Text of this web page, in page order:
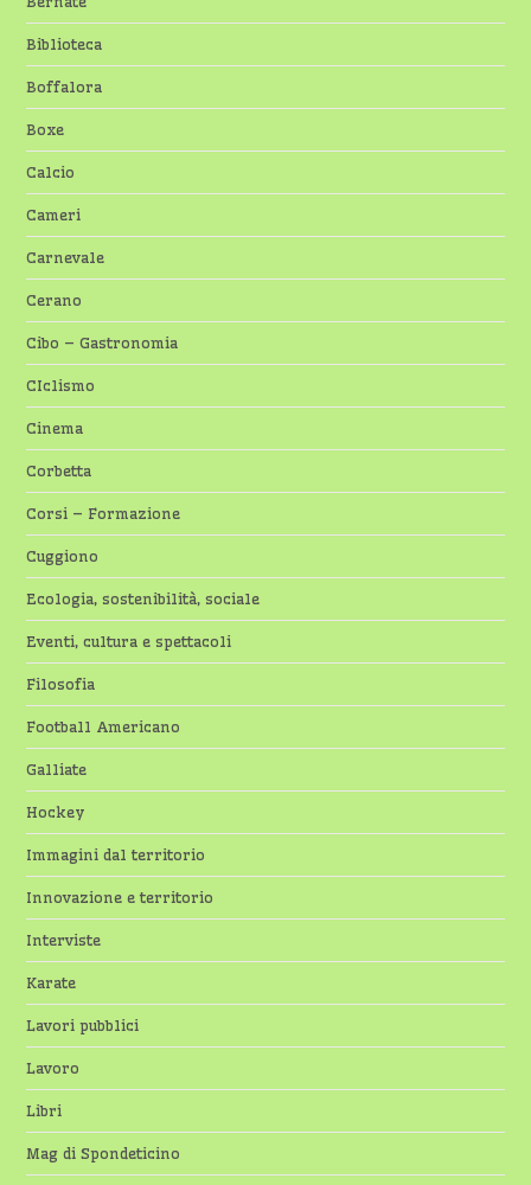
Biblioteca
Boffalora
Boxe
Calcio
Cameri
Carnevale
Cerano
Cibo – Gastronomia
CIclismo
Cinema
Corbetta
Corsi – Formazione
Cuggiono
Ecologia, sostenibilità, sociale
Eventi, cultura e spettacoli
Filosofia
Football Americano
Galliate
Hockey
Immagini dal territorio
Innovazione e territorio
Interviste
Karate
Lavori pubblici
Lavoro
Libri
Mag di Spondeticino